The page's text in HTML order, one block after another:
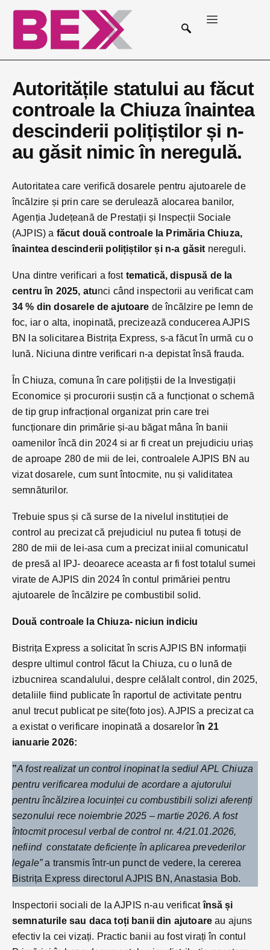
Autoritățile statului au făcut
controale la Chiuza înaintea
descinderii polițiștilor și n-
au găsit nimic în neregulă.
Autoritatea care verifică dosarele pentru ajutoarele de
încălzire și prin care se derulează alocarea banilor,
Agenția Județeană de Prestații și Inspecții Sociale
(AJPIS) a făcut două controale la Primăria Chiuza,
înaintea descinderii polițiștilor și n-a găsit nereguli.
Una dintre verificari a fost tematică, dispusă de la
centru în 2025, atunci când inspectorii au verificat cam
34 % din dosarele de ajutoare de încălzire pe lemn de
foc, iar o alta, inopinată, precizează conducerea AJPIS
BN la solicitarea Bistrița Express, s-a făcut în urmă cu o
lună. Niciuna dintre verificari n-a depistat însă frauda.
În Chiuza, comuna în care polițiștii de la Investigații
Economice și procurorii susțin că a funcționat o schemă
de tip grup infracțional organizat prin care trei
funcționare din primărie și-au băgat mâna în banii
oamenilor încă din 2024 si ar fi creat un prejudiciu uriaș
de aproape 280 de mii de lei, controalele AJPIS BN au
vizat dosarele, cum sunt întocmite, nu și validitatea
semnăturilor.
Trebuie spus și că surse de la nivelul instituției de
control au precizat că prejudiciul nu putea fi totuși de
280 de mii de lei-asa cum a precizat iniial comunicatul
de presă al IPJ- deoarece aceasta ar fi fost totalul sumei
virate de AJPIS din 2024 în contul primăriei pentru
ajutoarele de încălzire pe combustibil solid.
Două controale la Chiuza- niciun indiciu
Bistrița Express a solicitat în scris AJPIS BN informații
despre ultimul control făcut la Chiuza, cu o lună de
izbucnirea scandalului, despre celălalt control, din 2025,
detaliile fiind publicate în raportul de activitate pentru
anul trecut publicat pe site(foto jos). AJPIS a precizat ca
a existat o verificare inopinată a dosarelor în 21
ianuarie 2026:
”A fost realizat un control inopinat la sediul APL Chiuza
pentru verificarea modului de acordare a ajutorului
pentru încălzirea locuinței cu combustibili solizi aferenți
sezonului rece noiembrie 2025 – martie 2026. A fost
întocmit procesul verbal de control nr. 4/21.01.2026,
nefiind constatate deficiențe în aplicarea prevederilor
legale”a transmis într-un punct de vedere, la cererea
Bistrița Express directorul AJPIS BN, Anastasia Bob.
Inspectorii sociali de la AJPIS n-au verificatînsă și
semnaturile sau daca toți banii din ajutoare au ajuns
efectiv la cei vizați. Practic banii au fost virați în contul